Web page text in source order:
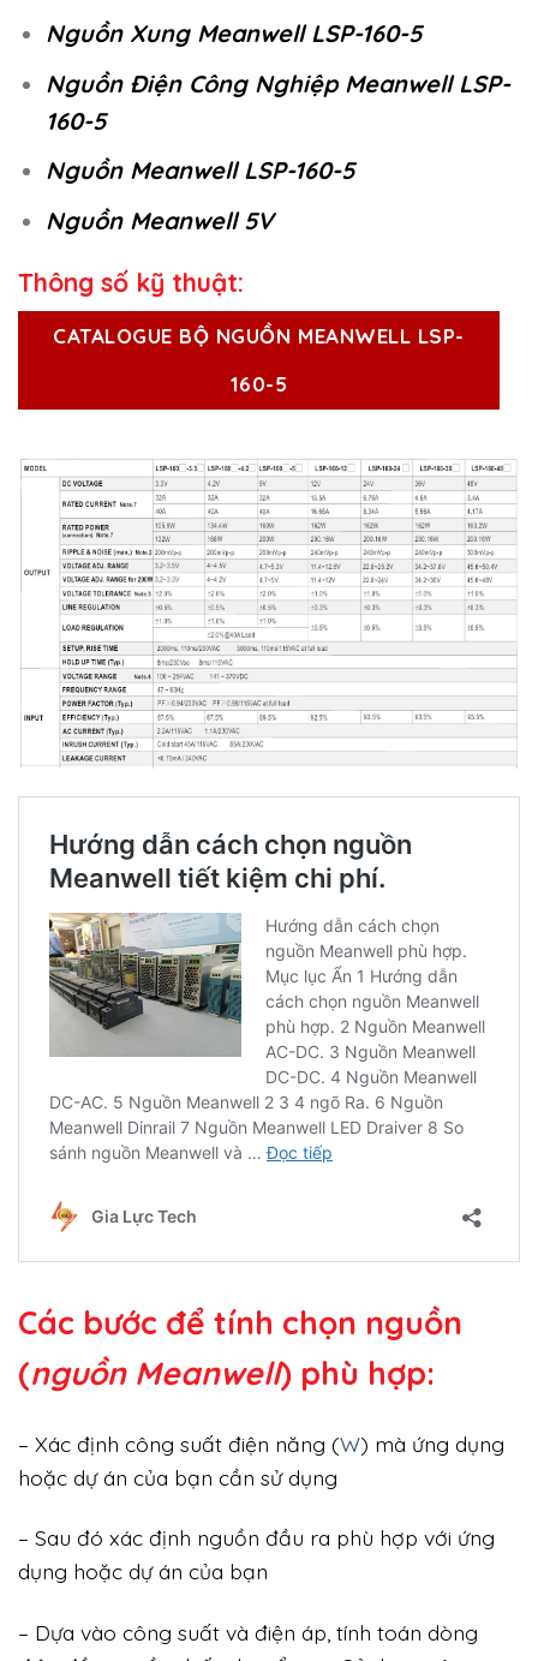
Nguồn Xung Meanwell LSP-160-5
Nguồn Điện Công Nghiệp Meanwell LSP-
160-5
Nguồn Meanwell LSP-160-5
Nguồn Meanwell 5V
Thông số kỹ thuật:
CATALOGUE BỘ NGUỒN MEANWELL LSP-
160-5
Các bước để tính chọn nguồn
(nguồn Meanwell) phù hợp:
– Xác định công suất điện năng (W) mà ứng dụng
hoặc dự án của bạn cần sử dụng
– Sau đó xác định nguồn đầu ra phù hợp với ứng
dụng hoặc dự án của bạn
– Dựa vào công suất và điện áp, tính toán dòng